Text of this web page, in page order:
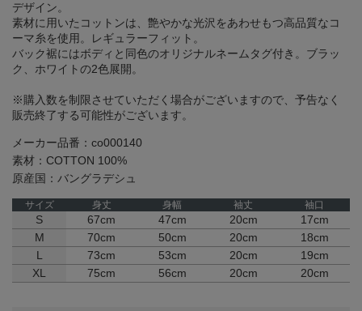
デザイン。
素材に用いたコットンは、艶やかな光沢をあわせもつ高品質なコ
ーマ糸を使用。レギュラーフィット。
バック裾にはボディと同色のオリジナルネームタグ付き。ブラッ
ク、ホワイトの2色展開。
※購入数を制限させていただく場合がございますので、予告なく
販売終了する可能性がございます。
メーカー品番：co000140
素材：COTTON 100%
原産国：バングラデシュ
サイズ 身丈 身幅 袖丈 袖口
S 67cm 47cm 20cm
17cm
M
70cm 50cm 20cm
18cm
L
73cm 53cm 20cm
19cm
XL
75cm 56cm 20cm 20cm